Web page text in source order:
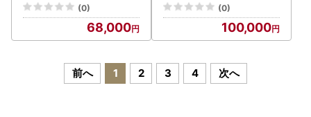
(0)
68,000
(0)
100,000
前へ 1 2 3 4 次へ